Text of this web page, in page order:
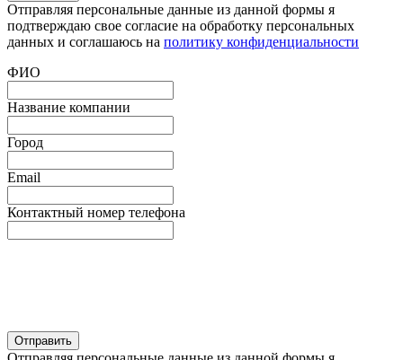
Отправляя персональные данные из данной формы я
подтверждаю свое согласие на обработку персональных
данных и соглашаюсь на политику конфиденциальности
ФИО
Название компании
Город
Email
Контактный номер телефона